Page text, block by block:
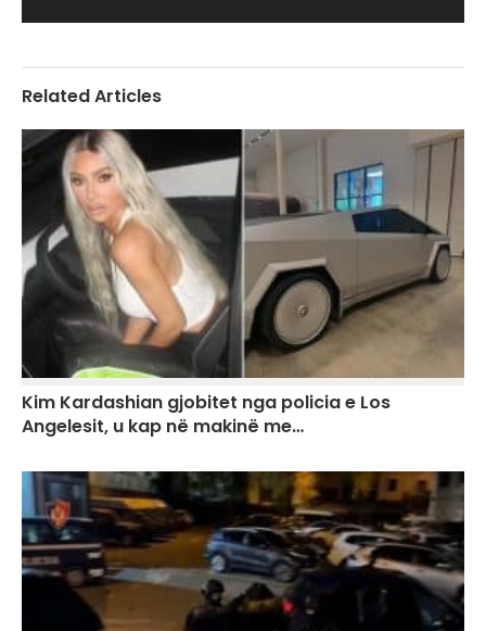
Related Articles
Kim Kardashian gjobitet nga policia e Los
Angelesit, u kap në makinë me…